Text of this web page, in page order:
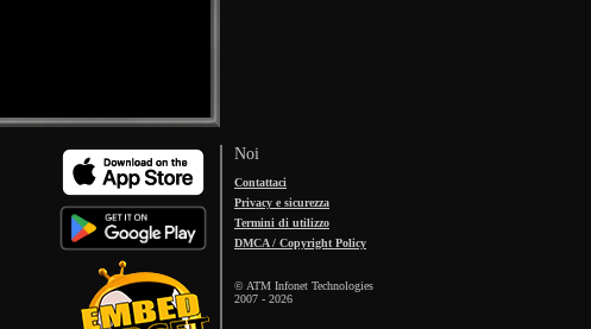
Noi
Contattaci
Privacy e sicurezza
Termini di utilizzo
DMCA / Copyright Policy
© ATM Infonet Technologies
2007 - 2026